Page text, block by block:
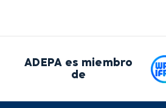
ADEPA es miembro
de